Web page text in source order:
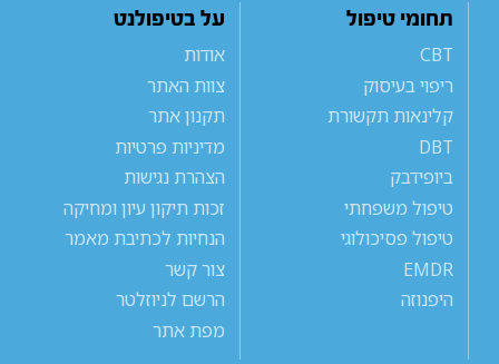
תחומי טיפול
CBT
ריפוי בעיסוק
קלינאות תקשורת
DBT
ביופידבק
טיפול משפחתי
טיפול פסיכולוגי
EMDR
היפנוזה
על בטיפולנט
אודות
צוות האתר
תקנון אתר
מדיניות פרטיות
הצהרת נגישות
זכות תיקון עיון ומחיקה
הנחיות לכתיבת מאמר
צור קשר
הרשם לניוזלטר
מפת אתר